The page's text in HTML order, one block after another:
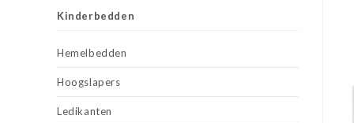
Kinderbedden
Hemelbedden
Hoogslapers
Ledikanten